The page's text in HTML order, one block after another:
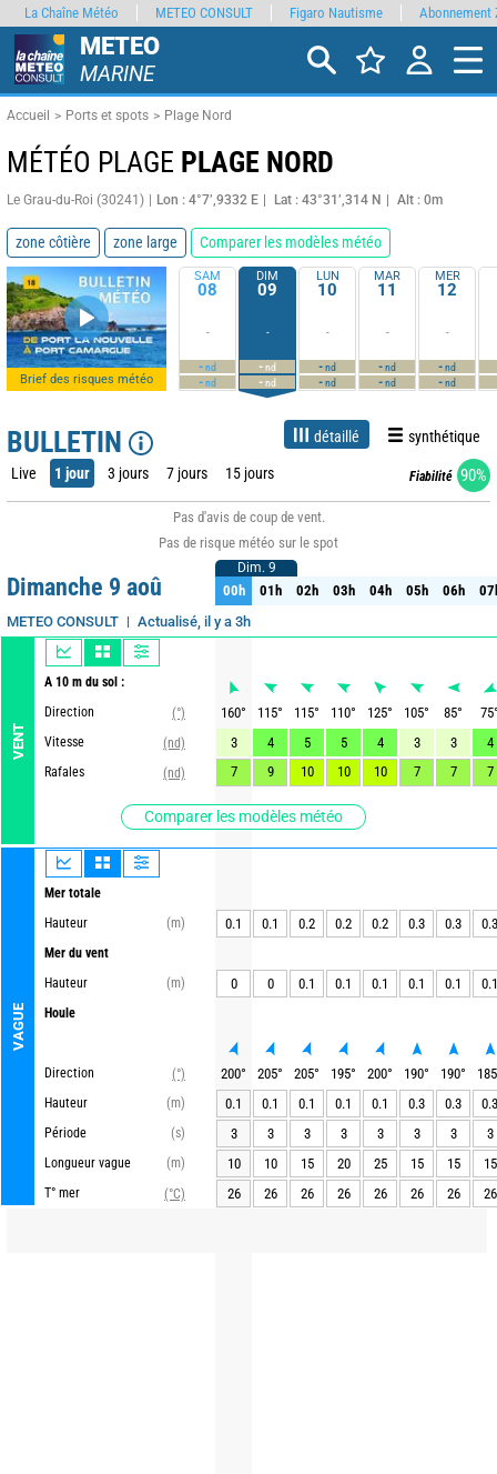
METEO
MARINE
Accueil Ports et spots Plage Nord
MÉTÉO PLAGE PLAGE NORD
Le Grau-du-Roi (30241) Lon : 4°7’,9332 E Lat : 43°31’,314 N Alt : 0m
zone côtière zone large Comparer les modèles météo
Brief des risques météo
SAM
08
-
-nd
-nd
DIM
09
-
-nd
-nd
LUN
10
-
-nd
-nd
MAR
11
-
-nd
-nd
MER
12
-
-nd
-nd
BULLETIN détaillé synthétique
Live 1 jour 3 jours 7 jours 15 jours Fiabilité 90%
Pas d'avis de coup de vent.
Pas de risque météo sur le spot
Dimanche 9 aoû
METEO CONSULT Actualisé, il y a 3h
VENT
A 10 m du sol :
Direction
(°)
Vitesse
(nd)
Rafales
(nd)
Comparer les modèles météo
VAGUE
Mer totale
Hauteur
(m)
Mer du vent
Hauteur
(m)
Houle
Direction
(°)
Hauteur
(m)
Période
(s)
Longueur vague
(m)
T° mer
(°C)
Dim. 9
00h 01h 02h 03h 04h 05h 06h
Dim. 9
00h 01h 02h 03h 04h 05h 06h
160° 115° 115° 110° 125° 105° 85° 75
3
4 5 5 4 3 3
4
7
9 10 10 10 7 7 7
0.1 0.1 0.2 0.2 0.2 0.3 0.3 0.3
0 0 0.1 0.1 0.1 0.1 0.1 0.1
200° 205° 205° 195° 200° 190° 190°
185
0.1
0.1 0.1 0.1 0.1 0.3 0.3
0.3
3
3 3 3 3 3 3
3
10
10 15 20 25 15 15
15
26
26 26 26 26 26 26 26
La Chaîne Météo METEO CONSULT Figaro Nautisme Abonnement